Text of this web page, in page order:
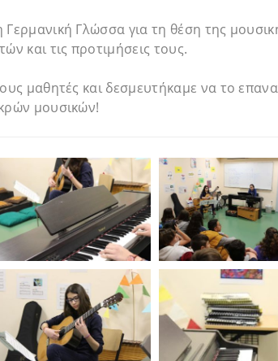
Γλώσσα για τη θέση της
και τις προτιμήσεις τους.
μαθητές και δεσμευτήκαμε να το
μουσικών!